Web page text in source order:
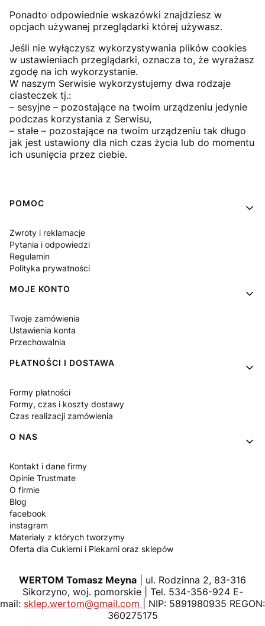
Ponadto odpowiednie wskazówki znajdziesz w
opcjach używanej przeglądarki której używasz.
Jeśli nie wyłączysz wykorzystywania plików cookies
w ustawieniach przeglądarki, oznacza to, że wyrażasz
zgodę na ich wykorzystanie.
W naszym Serwisie wykorzystujemy dwa rodzaje
ciasteczek tj.:
– sesyjne – pozostające na twoim urządzeniu jedynie
podczas korzystania z Serwisu,
– stałe – pozostające na twoim urządzeniu tak długo
jak jest ustawiony dla nich czas życia lub do momentu
ich usunięcia przez ciebie.
Linki w stopce
POMOC
Zwroty i reklamacje
Pytania i odpowiedzi
Regulamin
Polityka prywatności
MOJE KONTO
Twoje zamówienia
Ustawienia konta
Przechowalnia
PŁATNOŚCI I DOSTAWA
Formy płatności
Formy, czas i koszty dostawy
Czas realizacji zamówienia
O NAS
Kontakt i dane firmy
Opinie Trustmate
O firmie
Blog
facebook
instagram
Materiały z których tworzymy
Oferta dla Cukierni i Piekarni oraz sklepów
WERTOM Tomasz Meyna | ul. Rodzinna 2, 83-316
Sikorzyno, woj. pomorskie | Tel. 534-356-924 E-
mail: sklep.wertom@gmail.com
| NIP: 5891980935 REGON:
360275175